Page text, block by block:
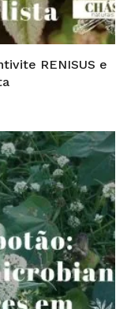
RENISUS e